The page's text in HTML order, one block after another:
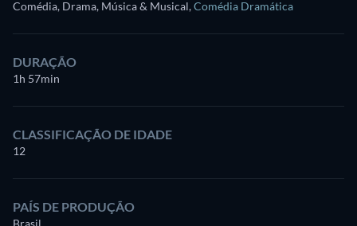
Comédia, Drama, Música & Musical,Comédia Dramática
DURAÇÃO
1h 57min
CLASSIFICAÇÃO DE IDADE
12
PAÍS DE PRODUÇÃO
Brasil